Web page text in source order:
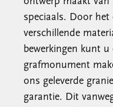
speciaals. Door het
verschillende
bewerkingen kunt
grafmonument
ons geleverde
garantie. Dit